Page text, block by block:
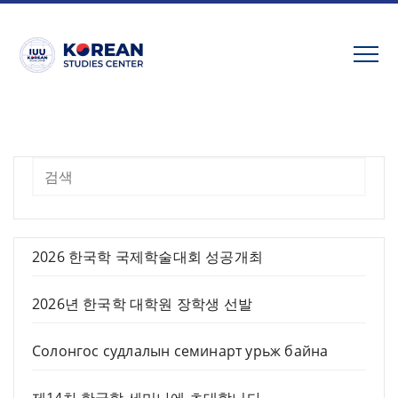
Skip
content
검색
2026 한국학 국제학술대회 성공개최
2026년 한국학 대학원 장학생 선발
Солонгос судлалын семинарт урьж байна